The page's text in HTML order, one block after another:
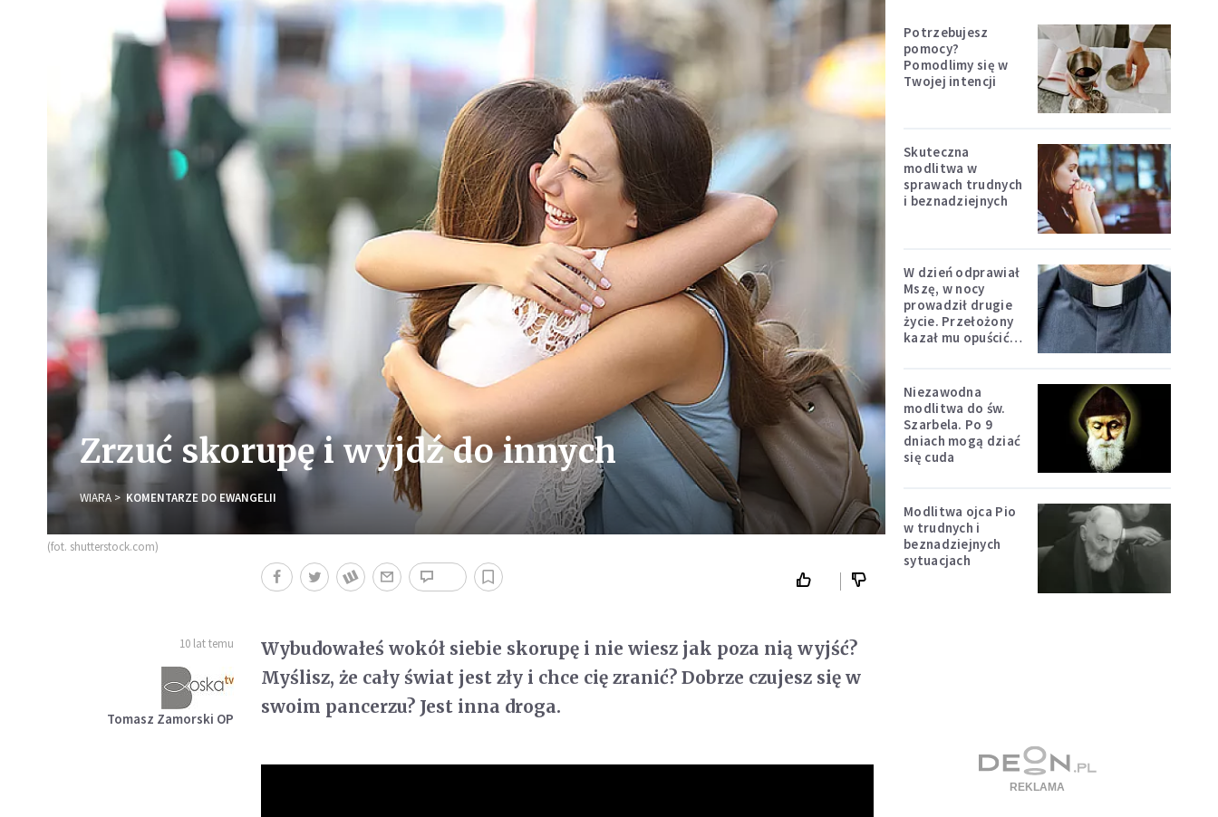
Zrzuć skorupę i wyjdź do innych
WIARA KOMENTARZE DO EWANGELII
(fot. shutterstock.com)
10 lat temu
Tomasz Zamorski OP
Wybudowałeś wokół siebie skorupę i nie wiesz jak poza nią wyjść?
Myślisz, że cały świat jest zły i chce cię zranić? Dobrze czujesz się w
swoim pancerzu? Jest inna droga.
Potrzebujesz
pomocy?
Pomodlimy się w
Twojej intencji
Skuteczna
modlitwa w
sprawach trudnych
i beznadziejnych
W dzień odprawiał
Mszę, w nocy
prowadził drugie
życie. Przełożony
kazał mu opuścić
Niezawodna
modlitwa do św.
Szarbela. Po 9
dniach mogą dziać
się cuda
Modlitwa ojca Pio
w trudnych i
beznadziejnych
sytuacjach